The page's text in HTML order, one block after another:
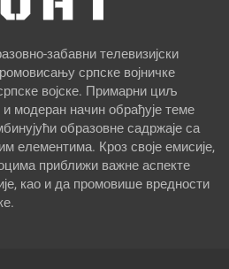
забавни телевизијски
српске војничке
војске. Примарни циљ
модеран начин обрађује теме
образовне садржаје са
елементима. Кроз своје емисије,
приближи важне аспекте
као и да промовише вредности